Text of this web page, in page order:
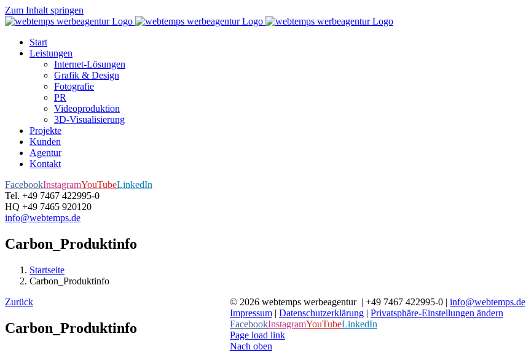
Zum Inhalt springen
Start
Leistungen
Internet-Lösungen
Grafik & Design
Fotografie
PR
Videoproduktion
3D-Visualisierung
Projekte
Kunden
Agentur
Kontakt
FacebookInstagramYouTubeLinkedIn
Tel. +49 7467 422995-0
HQ +49 7465 920120
info@webtemps.de
Carbon_Produktinfo
Startseite
Carbon_Produktinfo
Zurück
Carbon_Produktinfo
© 2026 webtemps werbeagentur | +49 7467 422995-0 | info@webtemps.de
Impressum | Datenschutzerklärung | Privatsphäre-Einstellungen ändern
FacebookInstagramYouTubeLinkedIn
Page load link
Nach oben